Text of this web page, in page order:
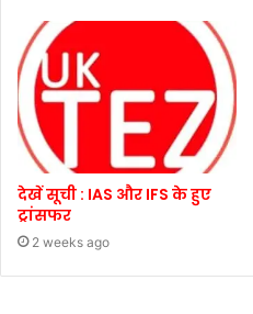
देखें सूची : IAS और IFS के हुए
ट्रांसफर
2 weeks ago